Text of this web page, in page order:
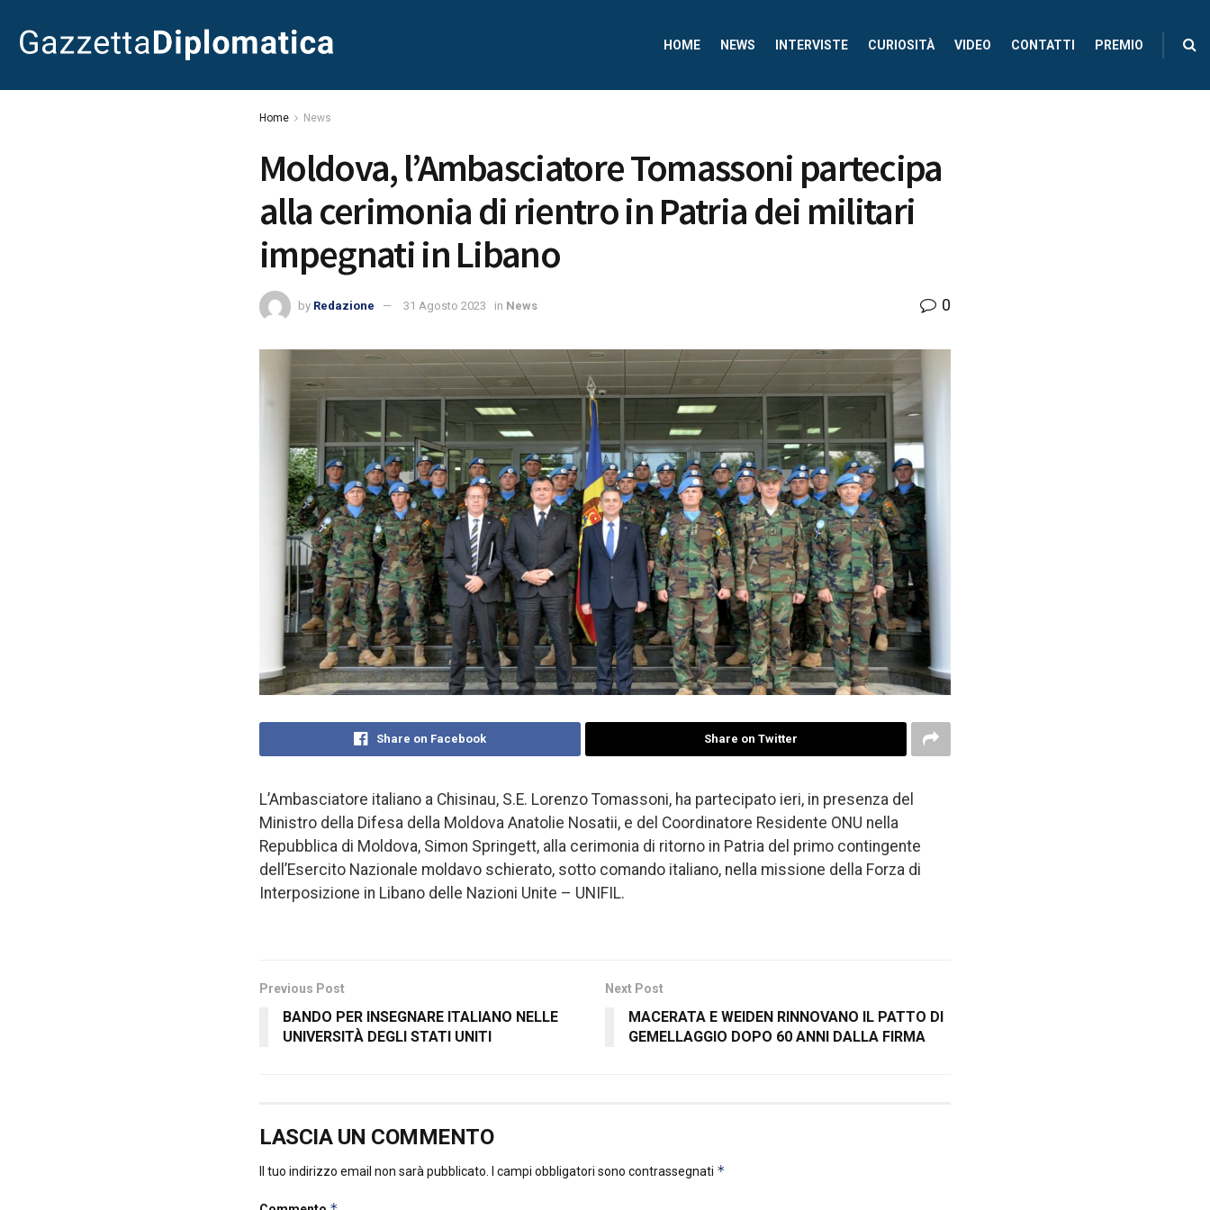
HOME NEWS INTERVISTE CURIOSITÀ VIDEO CONTATTI PREMIO
Home News
Moldova, l’Ambasciatore Tomassoni partecipa
alla cerimonia di rientro in Patria dei militari
impegnati in Libano
by Redazione 31 Agosto 2023 in News 0
Share on Facebook Share on Twitter
L’Ambasciatore italiano a Chisinau, S.E. Lorenzo Tomassoni, ha partecipato ieri, in presenza del
Ministro della Difesa della Moldova Anatolie Nosatii, e del Coordinatore Residente ONU nella
Repubblica di Moldova, Simon Springett, alla cerimonia di ritorno in Patria del primo contingente
dell’Esercito Nazionale moldavo schierato, sotto comando italiano, nella missione della Forza di
Interposizione in Libano delle Nazioni Unite – UNIFIL.
Previous Post
BANDO PER INSEGNARE ITALIANO NELLE
UNIVERSITÀ DEGLI STATI UNITI
Next Post
MACERATA E WEIDEN RINNOVANO IL PATTO DI
GEMELLAGGIO DOPO 60 ANNI DALLA FIRMA
LASCIA UN COMMENTO
Il tuo indirizzo email non sarà pubblicato. I campi obbligatori sono contrassegnati *